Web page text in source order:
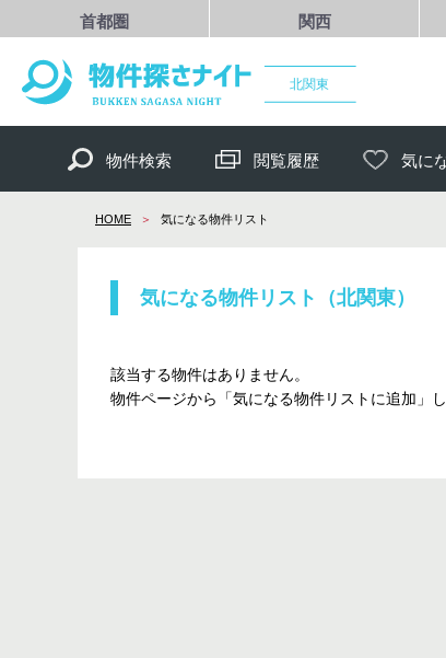
首都圏 関西
北関東
物件検索 閲覧履歴 気に
HOME 気になる物件リスト
気になる物件リスト（北関東）
該当する物件はありません。
物件ページから「気になる物件リストに追加」し